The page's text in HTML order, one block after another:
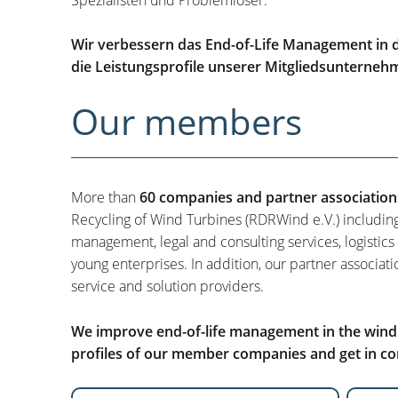
Wir verbessern das End-of-Life Management
die Leistungsprofile unserer
Our members
More than60 companies and partner
Recycling of Wind Turbines (RDRWind e.V.)
management, legal and consulting services,
young enterprises. In addition, our partner
service and solution providers.
We improve end-of-life management in the
profiles of our member companies and get in